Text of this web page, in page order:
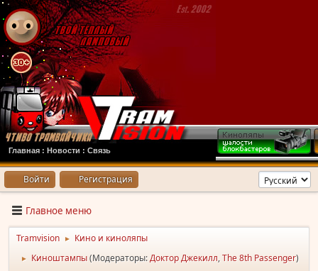
Главная : Новости : Связь
Войти Регистрация
Главное меню
Tramvision ► Кино и киноляпы
► Киноштампы(Модераторы:Доктор Джекилл,The 8th Passenger)